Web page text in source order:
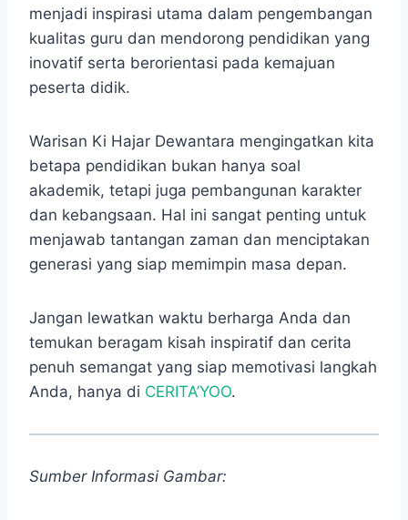
menjadi inspirasi utama dalam pengembangan
kualitas guru dan mendorong pendidikan yang
inovatif serta berorientasi pada kemajuan
peserta didik.
Warisan Ki Hajar Dewantara mengingatkan kita
betapa pendidikan bukan hanya soal
akademik, tetapi juga pembangunan karakter
dan kebangsaan. Hal ini sangat penting untuk
menjawab tantangan zaman dan menciptakan
generasi yang siap memimpin masa depan.
Jangan lewatkan waktu berharga Anda dan
temukan beragam kisah inspiratif dan cerita
penuh semangat yang siap memotivasi langkah
Anda, hanya di CERITA’YOO.
Sumber Informasi Gambar: